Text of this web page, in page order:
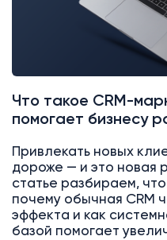
Что такое CRM-
помогает бизнесу
Привлекать новых
дороже — и это новая
статье разбираем,
почему обычная CRM
эффекта и как
базой помогает